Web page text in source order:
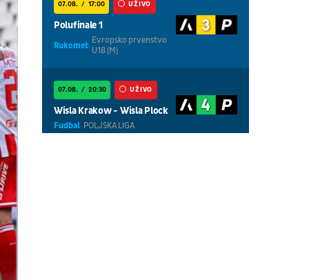
07.08. 17:00 UŽIVO
Polufinale 1
Rukomet Evropsko prvenstvo
U18 (M)
07.08. 20:30 UŽIVO
Wisla Krakow - Wisla Plock
Fudbal POLJSKA LIGA